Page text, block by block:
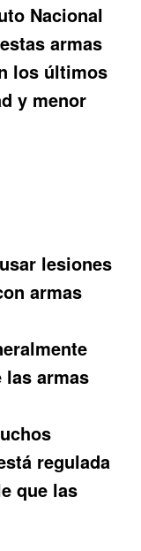
Nacional
armas
los últimos
y menor
lesiones
armas
las armas
regulada
que las